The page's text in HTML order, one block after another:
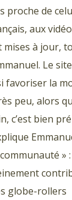
proche de
aux
à jour,
Le
favoriser la
peu, alors
c’est bien
» :
globe-rollers